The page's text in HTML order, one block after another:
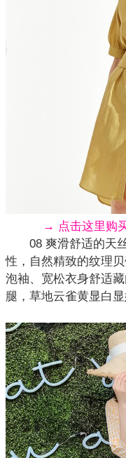
→ 点击这里购
08 爽滑舒适的天丝
性，自然精致的纹理
泡袖、宽松衣身舒适
腿，草地云雀黄显白显